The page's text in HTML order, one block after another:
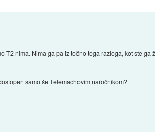
nima. Nima ga pa iz točno tega razloga, kot ste ga
samo še Telemachovim naročnikom?